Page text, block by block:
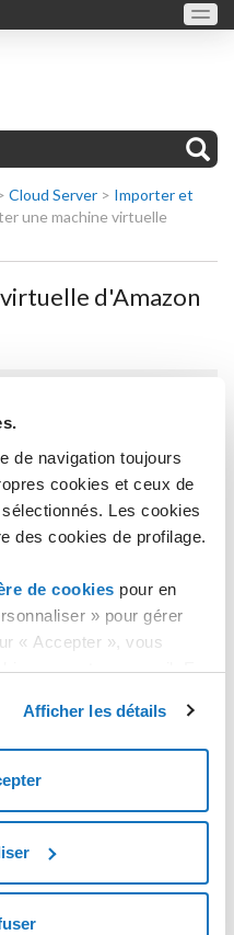
de navigation toujours
cookies et ceux de
Les cookies
des cookies de profilage.
de cookies pour en
» pour gérer
« Accepter », vous
sur votre appareil. En
Afficher les détails
Cloud Server > Importer et
une machine virtuelle
d'Amazon
Cloud VMware
Amazon avec système
Cloud Hyper-V
Amazon avec système